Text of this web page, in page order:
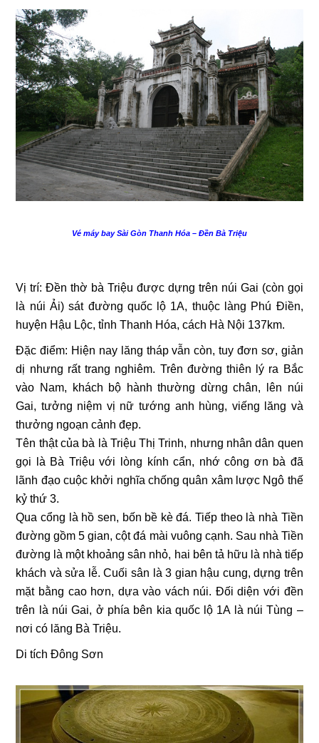
Vé máy bay Sài Gòn Thanh Hóa – Đền Bà Triệu
Vị trí: Đền thờ bà Triệu được dựng trên núi Gai (còn gọi
là núi Ải) sát đường quốc lộ 1A, thuộc làng Phú Điền,
huyện Hậu Lộc, tỉnh Thanh Hóa, cách Hà Nội 137km.
Đặc điểm: Hiện nay lăng tháp vẫn còn, tuy đơn sơ, giản
dị nhưng rất trang nghiêm. Trên đường thiên lý ra Bắc
vào Nam, khách bộ hành thường dừng chân, lên núi
Gai, tưởng niệm vị nữ tướng anh hùng, viếng lăng và
thưởng ngoạn cảnh đẹp.
Tên thật của bà là Triệu Thị Trinh, nhưng nhân dân quen
gọi là Bà Triệu với lòng kính cẩn, nhớ công ơn bà đã
lãnh đạo cuộc khởi nghĩa chống quân xâm lược Ngô thế
kỷ thứ 3.
Qua cổng là hồ sen, bốn bề kè đá. Tiếp theo là nhà Tiền
đường gồm 5 gian, cột đá mài vuông cạnh. Sau nhà Tiền
đường là một khoảng sân nhỏ, hai bên tả hữu là nhà tiếp
khách và sửa lễ. Cuối sân là 3 gian hậu cung, dựng trên
mặt bằng cao hơn, dựa vào vách núi. Đối diện với đền
trên là núi Gai, ở phía bên kia quốc lộ 1A là núi Tùng –
nơi có lăng Bà Triệu.
Di tích Đông Sơn